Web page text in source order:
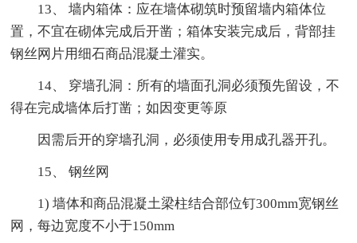
13、 墙内箱体：应在墙体砌筑时预留墙内箱体位
置，不宜在砌体完成后开凿；箱体安装完成后，背部挂
钢丝网片用细石商品混凝土灌实。
14、 穿墙孔洞：所有的墙面孔洞必须预先留设，不
得在完成墙体后打凿；如因变更等原
因需后开的穿墙孔洞，必须使用专用成孔器开孔。
15、 钢丝网
1) 墙体和商品混凝土梁柱结合部位钉300mm宽钢丝
网，每边宽度不小于150mm